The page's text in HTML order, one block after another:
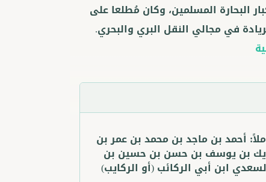
البحارة المسلمين، وكان مُطلعا على
في مجالي النقل البري والبحري.
أحمد بن ماجد بن محمد بن عمر بن
بن يوسف بن حسن بن حسين بن
ابن أبي الركائب (أو الركايب)